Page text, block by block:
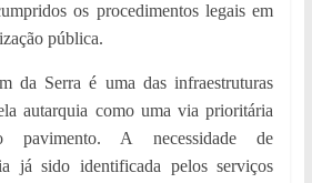
os procedimentos legais em
pública.
da Serra é uma das infraestruturas
autarquia como uma via prioritária
pavimento. A necessidade de
já sido identificada pelos serviços